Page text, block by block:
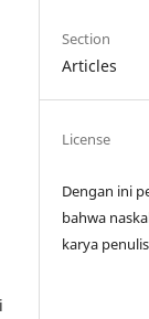
Section
Articles
License
Dengan ini
bahwa
karya